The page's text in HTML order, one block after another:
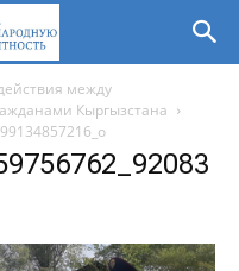
между
Кыргызстана